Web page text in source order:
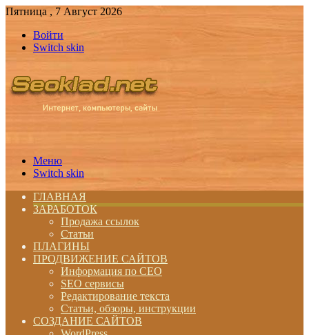
Пятница , 7 Август 2026
Войти
Switch skin
Меню
Switch skin
ГЛАВНАЯ
ЗАРАБОТОК
Продажа ссылок
Статьи
ПЛАГИНЫ
ПРОДВИЖЕНИЕ САЙТОВ
Информация по СЕО
SEO сервисы
Редактирование текста
Статьи, обзоры, инструкции
СОЗДАНИЕ САЙТОВ